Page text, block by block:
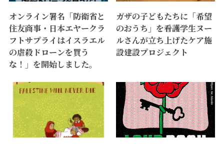
オンライン署名「防衛省と
住友商事・日本エヤークラ
フトサプライはイスラエル
の虐殺ドローンを買う
な！」を開始しました。
ガザの子どもたちに「希望
のおうち」を――看護学生ヌー
ルさんが立ち上げたケア施
設建設プロジェクト